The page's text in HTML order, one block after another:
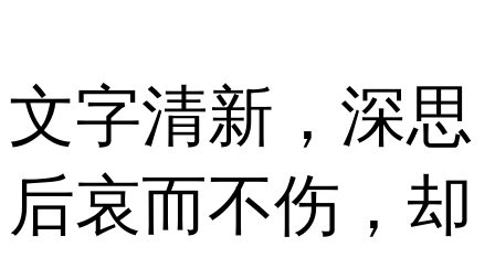
文字清新，深思
后哀而不伤，却